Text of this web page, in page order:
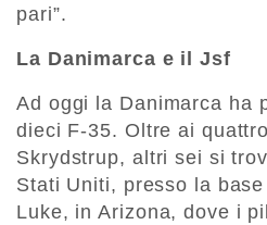
pari”.
La Danimarca e il Jsf
Ad oggi la Danimarca ha
dieci F-35. Oltre ai
Skrydstrup, altri sei si
Stati Uniti, presso la
Luke, in Arizona, dove i